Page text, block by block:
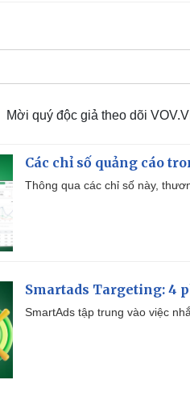
Mời quý độc giả theo dõi
Các chỉ số quảng cáo
Thông qua các chỉ số này,
Smartads Targeting: 4
SmartAds tập trung vào việc